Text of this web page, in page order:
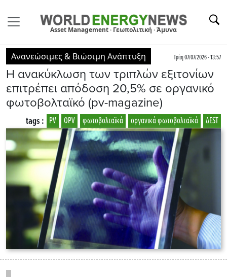
Asset Management · Γεωπολιτική · Άμυνα
Ανανεώσιμες & Βιώσιμη Ανάπτυξη Τρίτη 07/07/2026 - 13:57
Η ανακύκλωση των τριπλών εξιτονίων
επιτρέπει απόδοση 20,5% σε οργανικό
φωτοβολταϊκό (pv-magazine)
ΔEST
οργανικά φωτοβολταϊκά
φωτοβολταϊκά
OPV
PV
tags :